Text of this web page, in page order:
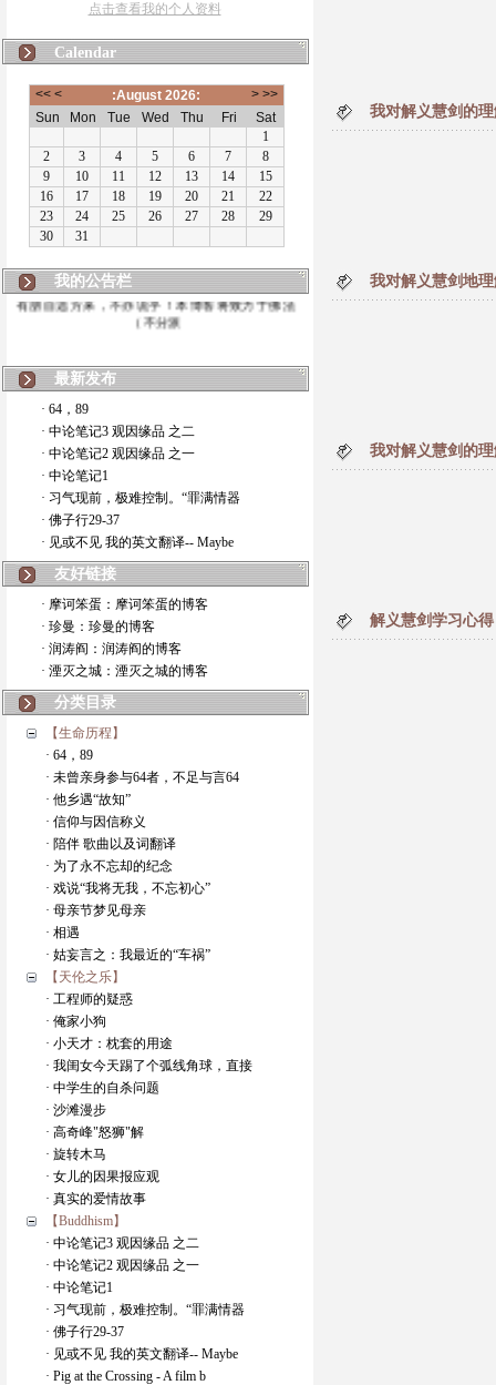
点击查看我的个人资料
Calendar
我的公告栏
有朋自远方来，不亦说乎！本博客将致力于佛法
（不分派
最新发布
· 64，89
· 中论笔记3 观因缘品 之二
· 中论笔记2 观因缘品 之一
· 中论笔记1
· 习气现前，极难控制。“罪满情器
· 佛子行29-37
· 见或不见 我的英文翻译-- Maybe
友好链接
· 摩诃笨蛋：摩诃笨蛋的博客
· 珍曼：珍曼的博客
· 润涛阎：润涛阎的博客
· 湮灭之城：湮灭之城的博客
分类目录
【生命历程】
· 64，89
· 未曾亲身参与64者，不足与言64
· 他乡遇“故知”
· 信仰与因信称义
· 陪伴 歌曲以及词翻译
· 为了永不忘却的纪念
· 戏说“我将无我，不忘初心”
· 母亲节梦见母亲
· 相遇
· 姑妄言之：我最近的“车祸”
【天伦之乐】
· 工程师的疑惑
· 俺家小狗
· 小天才：枕套的用途
· 我闺女今天踢了个弧线角球，直接
· 中学生的自杀问题
· 沙滩漫步
· 高奇峰"怒狮"解
· 旋转木马
· 女儿的因果报应观
· 真实的爱情故事
【Buddhism】
· 中论笔记3 观因缘品 之二
· 中论笔记2 观因缘品 之一
· 中论笔记1
· 习气现前，极难控制。“罪满情器
· 佛子行29-37
· 见或不见 我的英文翻译-- Maybe
· Pig at the Crossing - A film b
我对解义慧剑的
我对解义慧剑地
我对解义慧剑的
解义慧剑学习心得